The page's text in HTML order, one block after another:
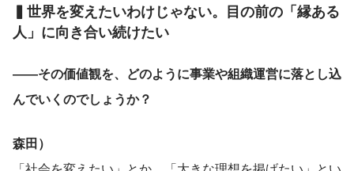
▍世界を変えたいわけじゃない。目の前の「縁ある
人」に向き合い続けたい
――その価値観を、どのように事業や組織運営に落とし込
んでいくのでしょうか？
森田）